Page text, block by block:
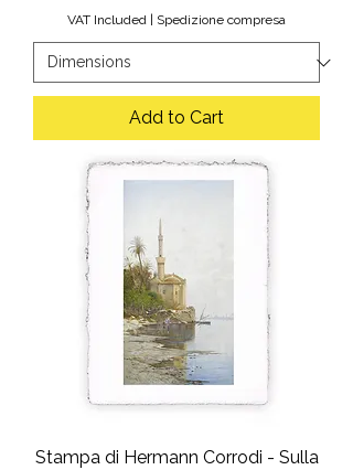
VAT Included Spedizione compresa
Add to Cart
Stampa di Hermann Corrodi - Sulla